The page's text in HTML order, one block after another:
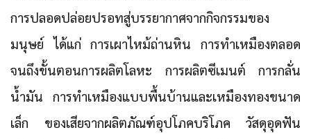
การปลอดปล่อยปรอทสู่บรรยากาศจากกิจกรรมของ
มนุษย์ ได้แก่ การเผาไหม้ถ่านหิน การทำเหมืองตลอด
จนถึงขั้นตอนการผลิตโลหะ การผลิตซีเมนต์ การกลั่น
น้ำมัน การทำเหมืองแบบพื้นบ้านและเหมืองทองขนาด
เล็ก ของเสียจากผลิตภัณฑ์อุปโภคบริโภค วัสดุอุดฟัน